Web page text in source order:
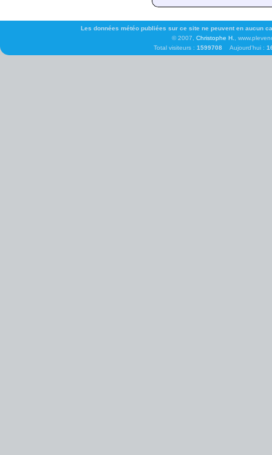
Les données météo publiées sur ce site ne peuvent en aucun
© 2007,Christophe H.,
Total visiteurs : 1599708 Aujourd'hui :